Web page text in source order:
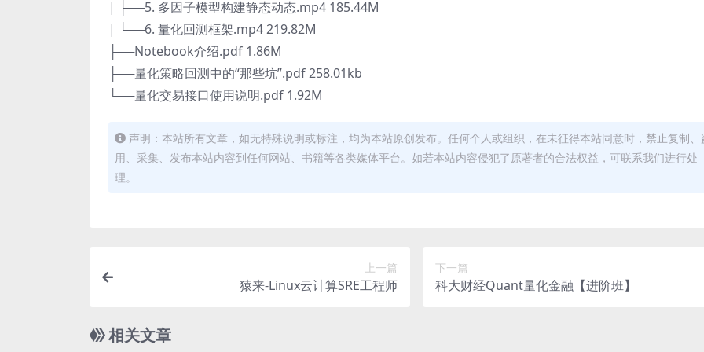
| ├──5. 多因子模型构建静态动态.mp4 185.44M
| └──6. 量化回测框架.mp4 219.82M
├──Notebook介绍.pdf 1.86M
├──量化策略回测中的“那些坑”.pdf 258.01kb
└──量化交易接口使用说明.pdf 1.92M
声明：本站所有文章，如无特殊说明或标注，均为本站原创发布。任何个人或组织，在未征得本站同意时，禁止复制、
用、采集、发布本站内容到任何网站、书籍等各类媒体平台。如若本站内容侵犯了原著者的合法权益，可联系我们进行处
理。
上一篇
猿来-Linux云计算SRE工程师
下一篇
科大财经Quant量化金融【进阶班】
相关文章